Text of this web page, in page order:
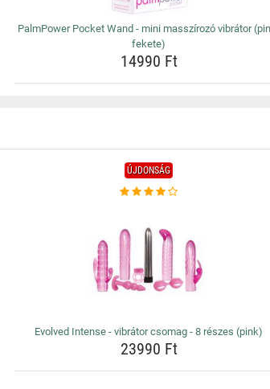
PalmPower Pocket Wand - mini masszírozó vibrátor
fekete)
14990 Ft
ÚJDONSÁG
Evolved Intense - vibrátor csomag - 8 részes (pink)
23990 Ft